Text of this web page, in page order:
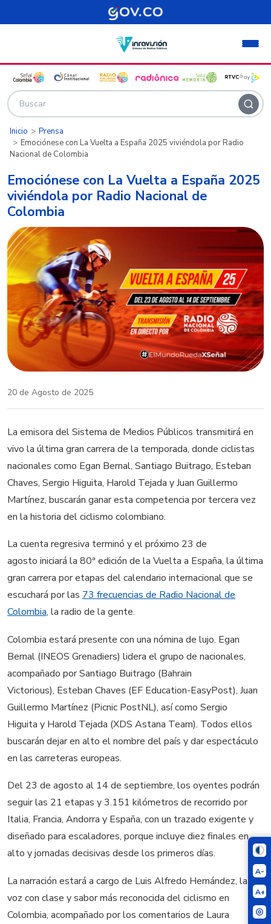
Pasar al contenido principal
A-
A+
Inicio
Prensa
Emociónese con La Vuelta a España 2025 viviéndola por Radio
Nacional de Colombia
Emociónese con La Vuelta a España 2025
viviéndola por Radio Nacional de
Colombia
20 de Agosto de 2025
La emisora del Sistema de Medios Públicos transmitirá en
vivo la última gran carrera de la temporada, donde ciclistas
nacionales como Egan Bernal, Santiago Buitrago, Esteban
Chaves, Sergio Higuita, Harold Tejada y Juan Guillermo
Martínez, buscarán ganar esta competencia por tercera vez
en la historia del ciclismo colombiano.
La cuenta regresiva terminó y el próximo 23 de
agosto iniciará la 80ª edición de la Vuelta a España, la última
gran carrera por etapas del calendario internacional que se
escuchará por las 73 frecuencias de Radio Nacional de
Colombia, la radio de la gente.
Colombia estará presente con una nómina de lujo. Egan
Bernal (INEOS Grenadiers) lidera el grupo de nacionales,
acompañado por Santiago Buitrago (Bahrain
Victorious), Esteban Chaves (EF Education-EasyPost), Juan
Guillermo Martínez (Picnic PostNL), así como Sergio
Higuita y Harold Tejada (XDS Astana Team). Todos ellos
buscarán dejar en alto el nombre del país y dar espectáculo
en las carreteras europeas.
Del 23 de agosto al 14 de septiembre, los oyentes podrán
seguir las 21 etapas y 3.151 kilómetros de recorrido por
Italia, Francia, Andorra y España, con un trazado exigente y
diseñado para escaladores, porque incluye diez finales en
alto y jornadas decisivas desde los primeros días.
La narración estará a cargo de Luis Alfredo Hernández, la
voz con clase y sabor más reconocida del ciclismo en
Colombia, acompañado por los comentarios de Laura